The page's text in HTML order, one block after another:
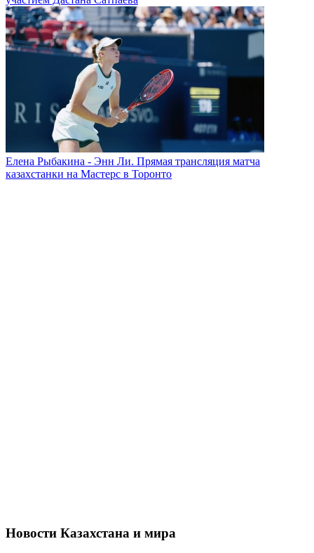
Елена Рыбакина - Энн Ли. Прямая трансляция матча
казахстанки на Мастерс в Торонто
Новости Казахстана и мира